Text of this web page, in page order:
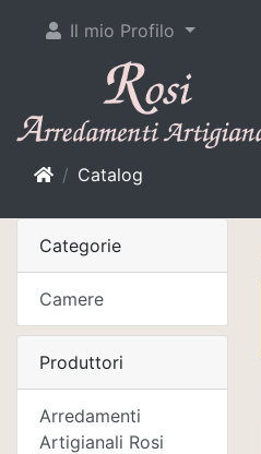
Il mio Profilo
HomeCatalog
Categorie
Camere
Produttori
Arredamenti
Artigianali Rosi